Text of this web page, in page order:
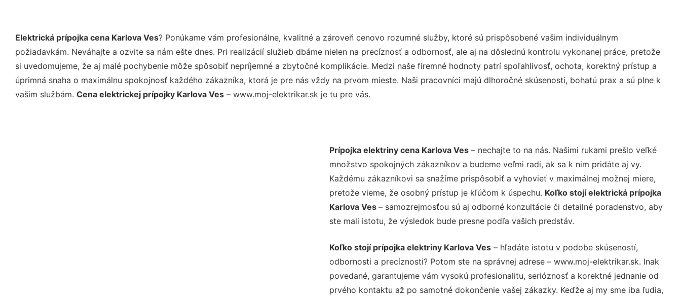
Elektrická prípojka cena Karlova Ves? Ponúkame vám profesionálne, kvalitné a zároveň cenovo rozumné služby, ktoré sú prispôsobené vašim individuálnym
požiadavkám. Neváhajte a ozvite sa nám ešte dnes. Pri realizácií služieb dbáme nielen na precíznosť a odbornosť, ale aj na dôslednú kontrolu vykonanej práce, pretože
si uvedomujeme, že aj malé pochybenie môže spôsobiť nepríjemné a zbytočné komplikácie. Medzi naše firemné hodnoty patrí spoľahlivosť, ochota, korektný prístup a
úprimná snaha o maximálnu spokojnosť každého zákazníka, ktorá je pre nás vždy na prvom mieste. Naši pracovníci majú dlhoročné skúsenosti, bohatú prax a sú plne k
vašim službám. Cena elektrickej prípojky Karlova Ves – www.moj-elektrikar.sk je tu pre vás.
Prípojka elektriny cena Karlova Ves– nechajte to na nás. Našimi rukami prešlo veľké
množstvo spokojných zákazníkov a budeme veľmi radi, ak sa k nim pridáte aj vy.
Každému zákazníkovi sa snažíme prispôsobiť a vyhovieť v maximálnej možnej miere,
pretože vieme, že osobný prístup je kľúčom k úspechu. Koľko stojí elektrická prípojka
Karlova Ves – samozrejmosťou sú aj odborné konzultácie či detailné poradenstvo, aby
ste mali istotu, že výsledok bude presne podľa vašich predstáv.
Koľko stojí prípojka elektriny Karlova Ves– hľadáte istotu v podobe skúseností,
odbornosti a precíznosti? Potom ste na správnej adrese – www.moj-elektrikar.sk. Inak
povedané, garantujeme vám vysokú profesionalitu, serióznosť a korektné jednanie od
prvého kontaktu až po samotné dokončenie vašej zákazky. Keďže aj my sme iba ľudia,